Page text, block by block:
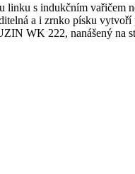
s indukčním vařičem
a i zrnko písku
WK 222, nanášený